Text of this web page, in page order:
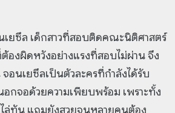
ยซึล เด็กสาวที่สอบติดคณะนิติศาสตร์
งผิดหวังอย่างแรงที่สอบไม่ผ่าน จึง
จอนเยซึลเป็นตัวละครที่กำลังได้รับ
กจอด้วยความเพียบพร้อม เพราะทั้ง
ล่ทัน แถมยังสวยจนหลายคนต้อง